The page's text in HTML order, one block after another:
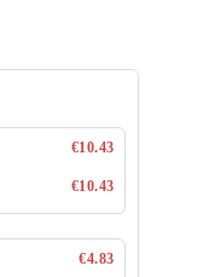
€10.43
€10.43
€4.83